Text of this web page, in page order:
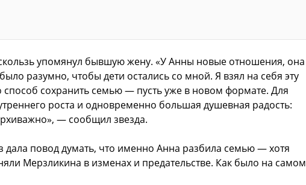
упомянул бывшую жену. «У Анны новые отношения, она
разумно, чтобы дети остались со мной. Я взял на себя эту
способ сохранить семью — пусть уже в новом формате. Для
роста и одновременно большая душевная радость:
— сообщил звезда.
повод думать, что именно Анна разбила семью — хотя
Мерзликина в изменах и предательстве. Как было на самом